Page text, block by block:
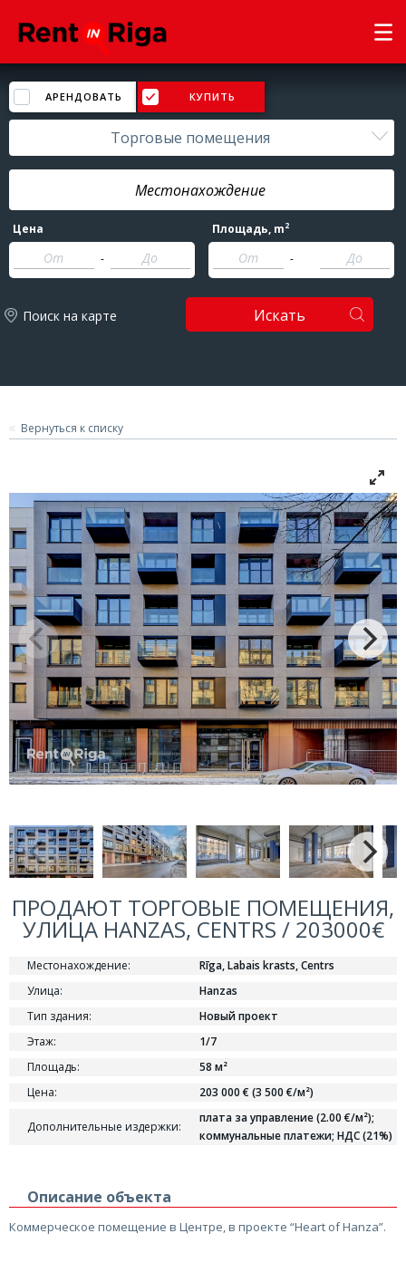
АРЕНДОВАТЬ КУПИТЬ
Торговые помещения
Цена
-
Площадь, m2
-
Поиск на карте Искать
Вернуться к списку
ПРОДАЮТ ТОРГОВЫЕ ПОМЕЩЕНИЯ,
УЛИЦА HANZAS, CENTRS / 203000€
Местонахождение:
Rīga, Labais krasts, Centrs
Улица:
Hanzas
Тип здания:
Новый проект
Этаж:
1/7
Площадь:
58 м²
Цена:
203 000 € (3 500 €/м²)
Дополнительные издержки:
плата за управление (2.00 €/м²);
коммунальные платежи; НДС (21%)
Описание объекта
Коммерческое помещение в Центре, в проекте “Heart of Hanza”.